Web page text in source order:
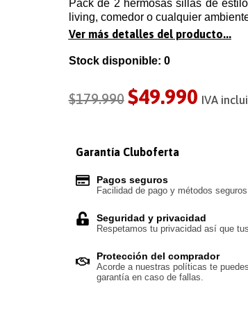
Pack de 2 hermosas sillas de
living, comedor o cualquier
Ver más detalles del producto...
Stock disponible: 0
$179.990 $49.990 IVA
Garantía Cluboferta
Pagos seguros
Facilidad de pago y métodos
Seguridad y privacidad
Respetamos tu privacidad así que
Protección del comprador
Acorde a nuestras políticas te
garantía en caso de fallas.